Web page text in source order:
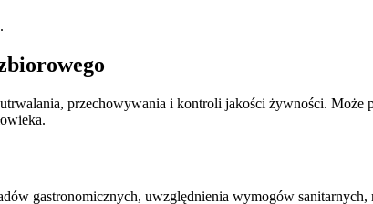
przechowywania i kontroli jakości żywności.
gastronomicznych, uwzględnienia wymogów sanitarnych,